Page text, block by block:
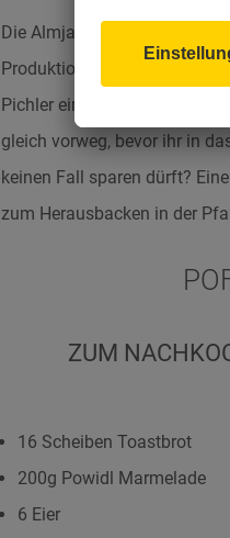
Die Almjause am
Produktion von den Jersey-
Pichler eine süße Alm-
gleich vorweg, bevor ihr in
keinen Fall sparen dürft?
zum Herausbacken in der
ZUM
16 Scheiben Toastbrot
200g Powidl Marmelade
6 Eier